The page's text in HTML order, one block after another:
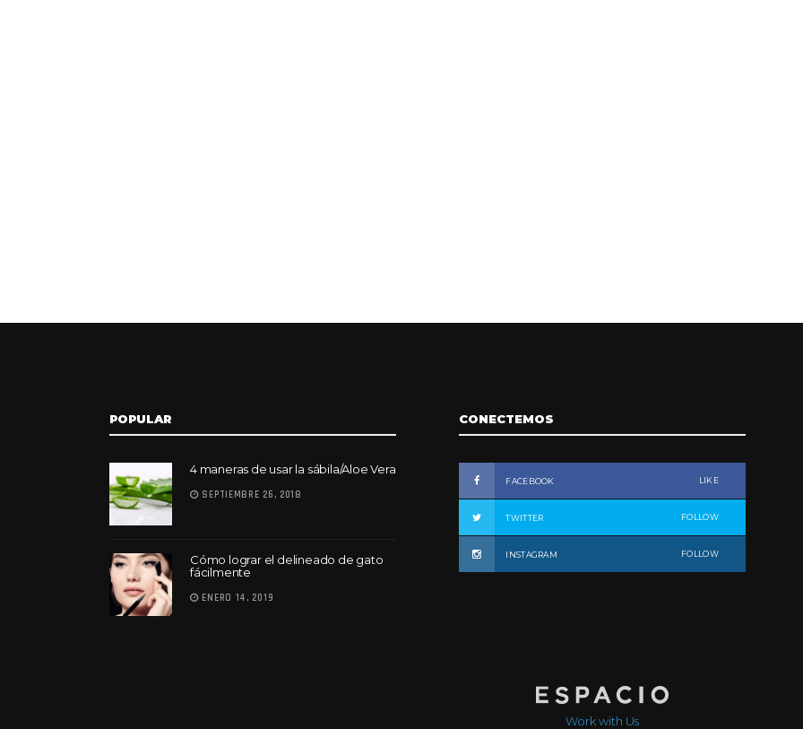
POPULAR
4 maneras de usar la sábila/Aloe Vera
SEPTIEMBRE 26, 2018
Cómo lograr el delineado de gato
fácilmente
ENERO 14, 2019
CONECTEMOS
FACEBOOK LIKE
TWITTER FOLLOW
INSTAGRAM FOLLOW
Work with Us